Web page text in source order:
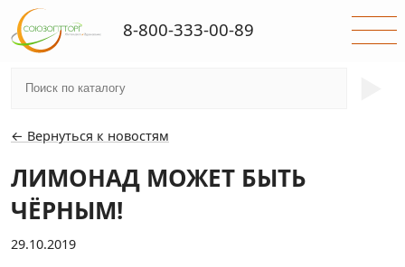
← Вернуться к новостям
ЛИМОНАД МОЖЕТ БЫТЬ
ЧЁРНЫМ!
29.10.2019
8-800-333-00-89